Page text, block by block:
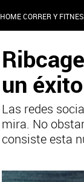
HOME CORRER Y
un
Las redes
mira. No
consiste esta